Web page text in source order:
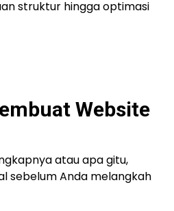
struktur hingga optimasi
Website
atau apa gitu,
sebelum Anda melangkah